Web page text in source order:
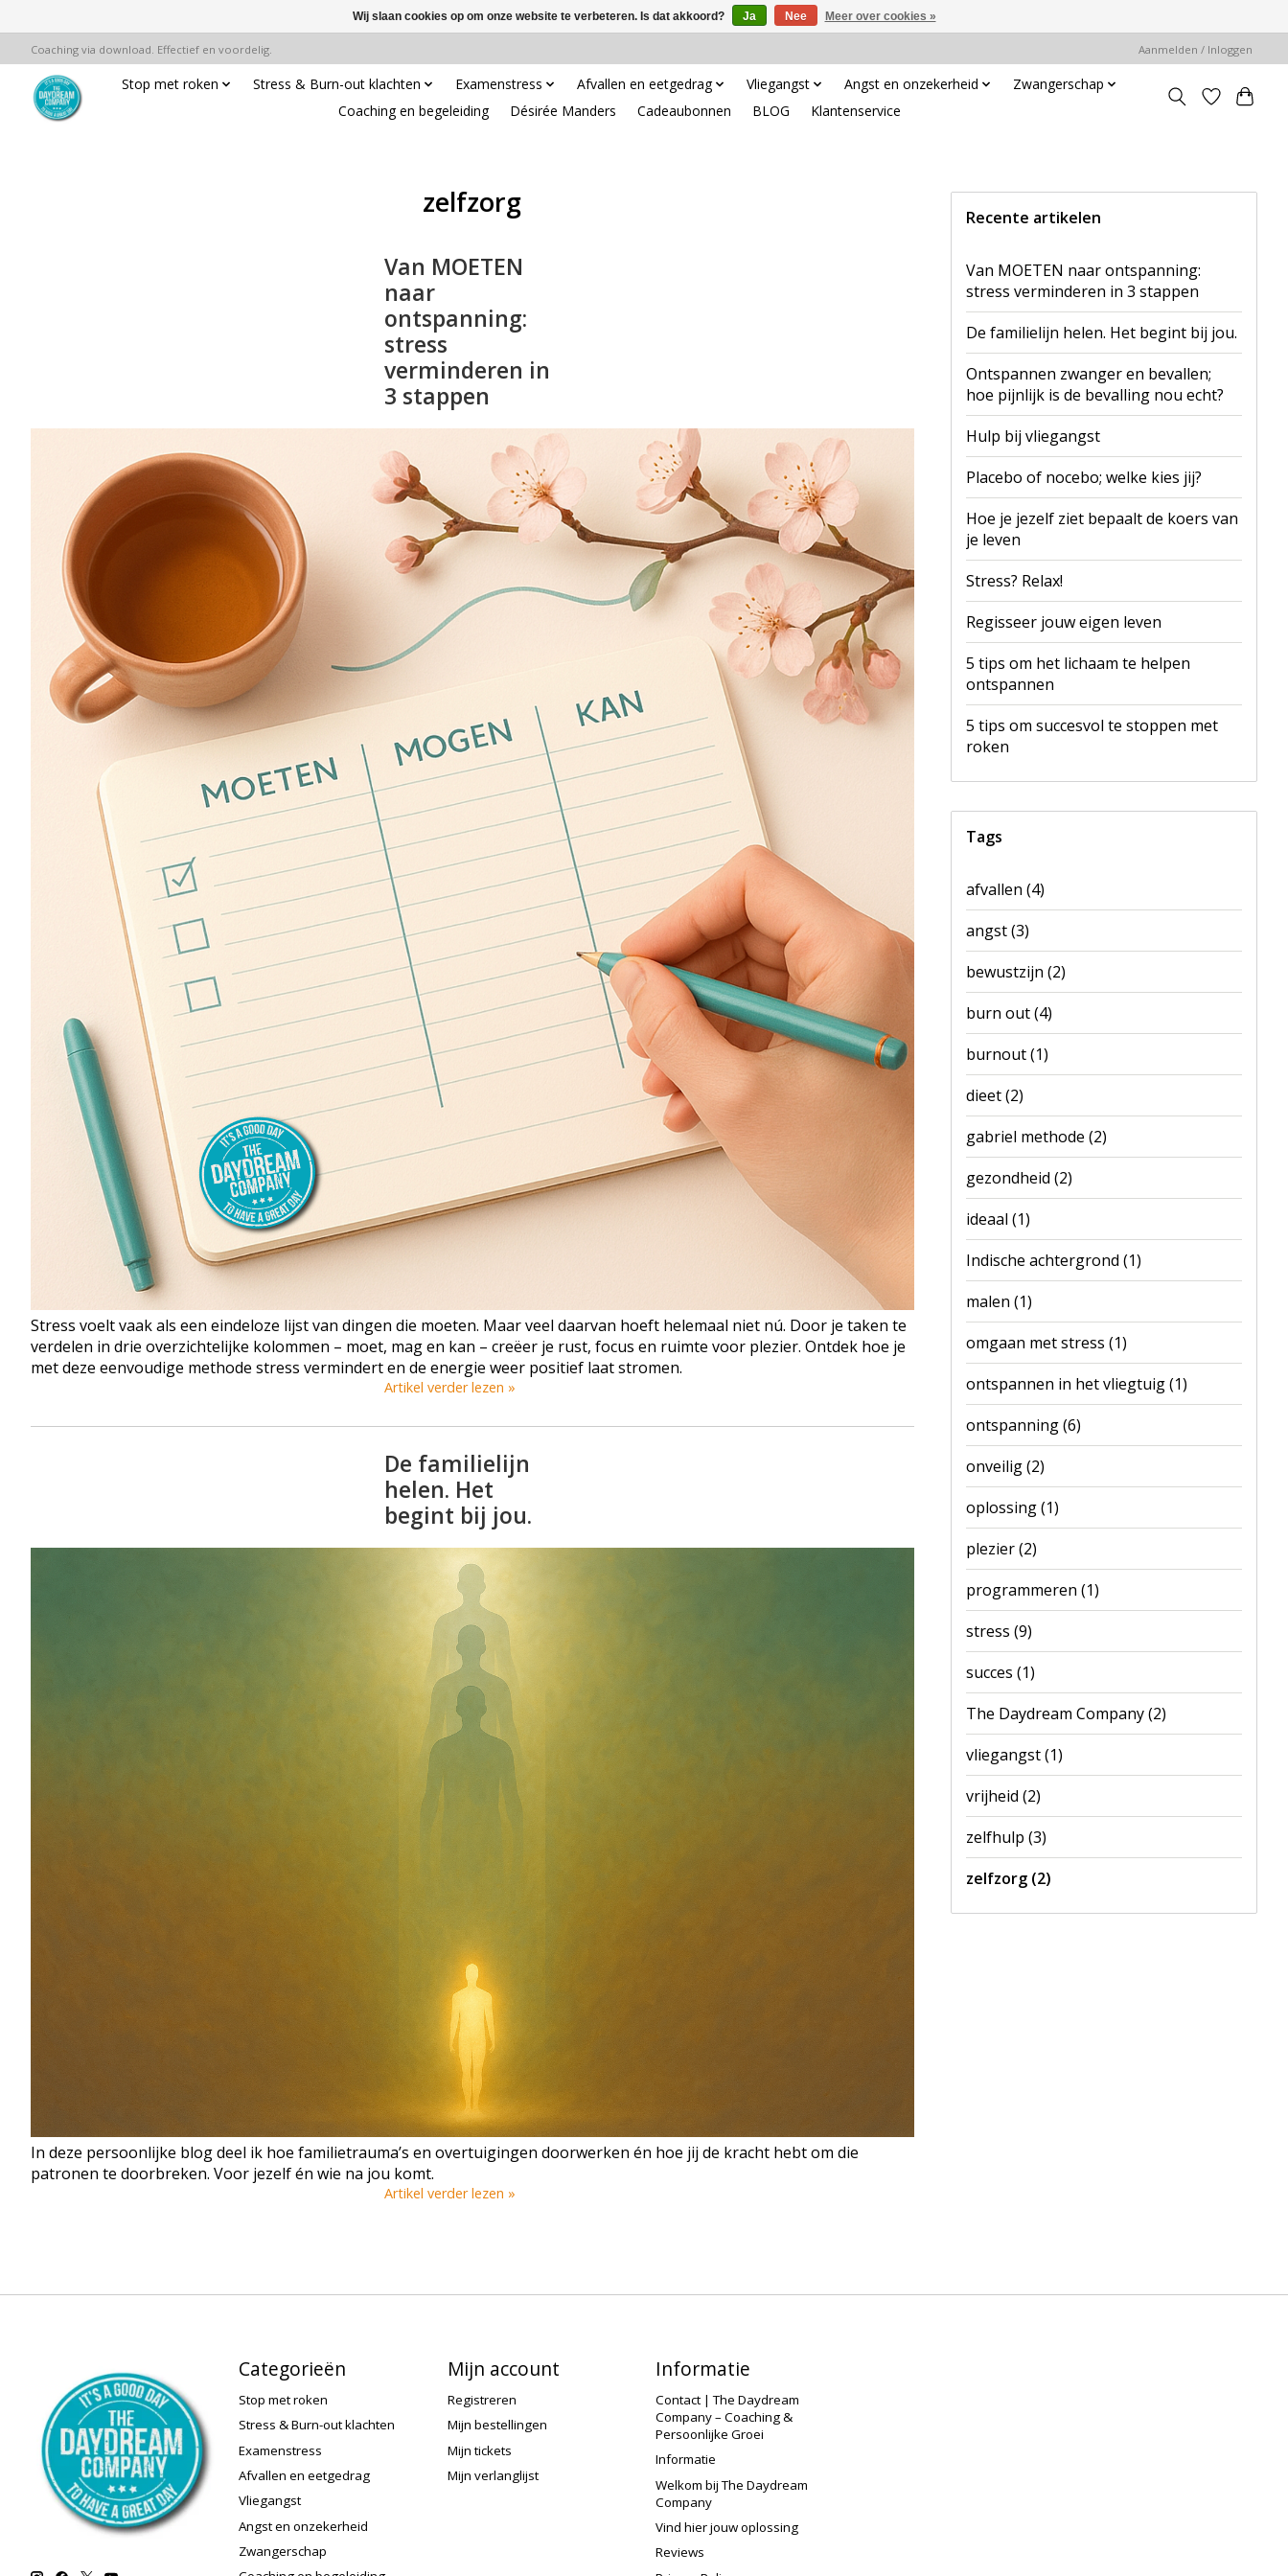
Coaching via download. Effectief en voordelig. Aanmelden / Inloggen
Stop met roken Stress & Burn-out klachten Examenstress Afvallen en eetgedrag Vliegangst Angst en onzekerheid
Zwangerschap
Coaching en begeleiding
Désirée Manders Cadeaubonnen BLOG Klantenservice
zelfzorg
Van MOETEN
naar
ontspanning:
stress
verminderen in
3 stappen
Stress voelt vaak als een eindeloze lijst van dingen die moeten. Maar veel daarvan hoeft helemaal niet nú. Door je taken te
verdelen in drie overzichtelijke kolommen – moet, mag en kan – creëer je rust, focus en ruimte voor plezier. Ontdek hoe je
met deze eenvoudige methode stress vermindert en de energie weer positief laat stromen.
Artikel verder lezen »
De familielijn
helen. Het
begint bij jou.
In deze persoonlijke blog deel ik hoe familietrauma’s en overtuigingen doorwerken én hoe jij de kracht hebt om die
patronen te doorbreken. Voor jezelf én wie na jou komt.
Artikel verder lezen »
Recente artikelen
Van MOETEN naar ontspanning:
stress verminderen in 3 stappen
De familielijn helen. Het begint bij jou.
Ontspannen zwanger en bevallen;
hoe pijnlijk is de bevalling nou echt?
Hulp bij vliegangst
Placebo of nocebo; welke kies jij?
Hoe je jezelf ziet bepaalt de koers van
je leven
Stress? Relax!
Regisseer jouw eigen leven
5 tips om het lichaam te helpen
ontspannen
5 tips om succesvol te stoppen met
roken
Tags
afvallen (4)
angst(3)
bewustzijn (2)
burn out(4)
burnout(1)
dieet(2)
gabriel methode (2)
gezondheid (2)
ideaal (1)
Indische achtergrond (1)
malen (1)
omgaan met stress (1)
ontspannen in het vliegtuig(1)
ontspanning(6)
onveilig(2)
oplossing(1)
plezier(2)
programmeren (1)
stress (9)
succes (1)
The Daydream Company(2)
vliegangst(1)
vrijheid (2)
zelfhulp (3)
zelfzorg (2)
Categorieën
Stop met roken
Stress & Burn-out klachten
Examenstress
Afvallen en eetgedrag
Vliegangst
Angst en onzekerheid
Zwangerschap
Mijn account
Registreren
Mijn bestellingen
Mijn tickets
Mijn verlanglijst
Informatie
Contact | The Daydream
Company – Coaching &
Persoonlijke Groei
Informatie
Welkom bij The Daydream
Company
Vind hier jouw oplossing
Reviews
Wij slaan cookies op om onze website te verbeteren. Is dat akkoord? Ja Nee Meer over cookies »